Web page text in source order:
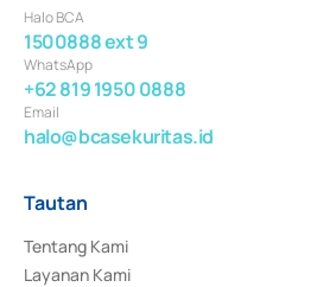
Halo BCA
1500888 ext 9
WhatsApp
+62 819 1950 0888
Email
halo@bcasekuritas.id
Tautan
Tentang Kami
Layanan Kami